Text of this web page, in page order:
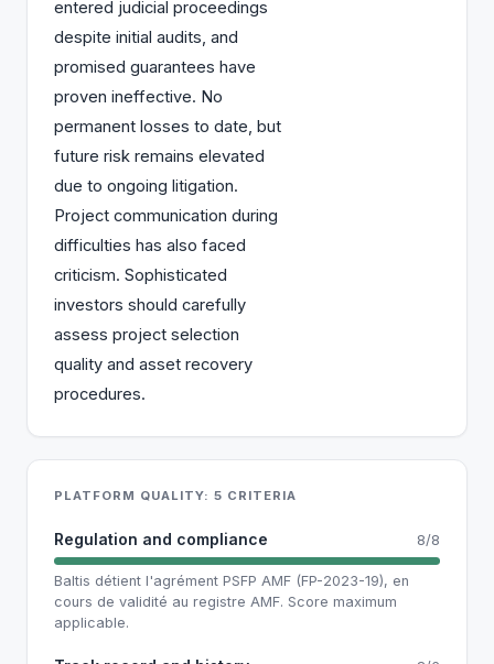
entered judicial proceedings
despite initial audits, and
promised guarantees have
proven ineffective. No
permanent losses to date, but
future risk remains elevated
due to ongoing litigation.
Project communication during
difficulties has also faced
criticism. Sophisticated
investors should carefully
assess project selection
quality and asset recovery
procedures.
PLATFORM QUALITY: 5 CRITERIA
Regulation and compliance 8/8
Baltis détient l'agrément PSFP AMF (FP-2023-19), en
cours de validité au registre AMF. Score maximum
applicable.